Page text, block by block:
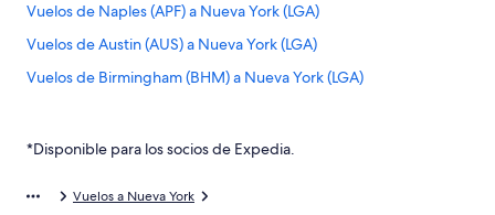
Vuelos de Naples (APF) a Nueva York (LGA)
Vuelos de Austin (AUS) a Nueva York (LGA)
Vuelos de Birmingham (BHM) a Nueva York (LGA)
Vuelos de Aguadilla (BQN) a Nueva York (LGA)
Vuelos de Brownsville (BRO) a Nueva York (LGA)
*Disponible para los socios de Expedia.
Vuelos a Nueva York